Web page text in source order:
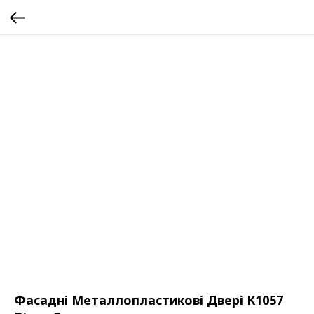
Фасадні Металлопластикові Двері K1057